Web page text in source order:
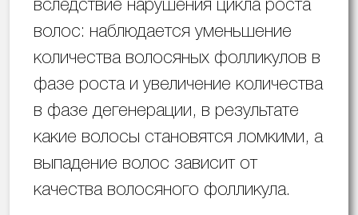
вследствие нарушения цикла роста
волос: наблюдается уменьшение
количества волосяных фолликулов в
фазе роста и увеличение количества
в фазе дегенерации, в результате
какие волосы становятся ломкими, а
выпадение волос зависит от
качества волосяного фолликула.